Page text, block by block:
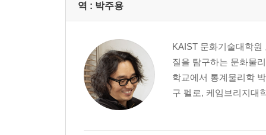
역 : 박주용
KAIST 문화기술대학
질을 탐구하는 문화물
학교에서 통계물리학
구 펠로, 케임브리지대